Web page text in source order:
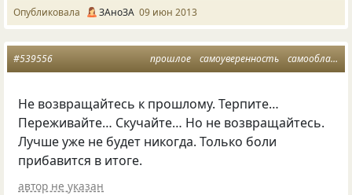
Опубликовала ЗАноЗА 09 июн 2013
прошлое самоуверенность самообладание
#539556
Не возвращайтесь к прошлому. Терпите…
Переживайте… Скучайте… Но не возвращайтесь.
Лучше уже не будет никогда. Только боли
прибавится в итоге.
автор не указан